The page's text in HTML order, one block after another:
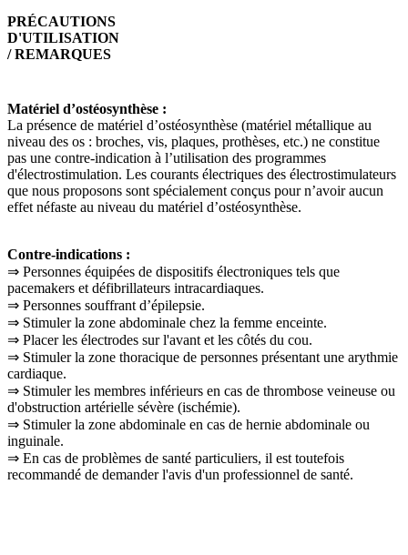
PRÉCAUTIONS
D'UTILISATION
/ REMARQUES
Matériel d’ostéosynthèse :
La présence de matériel d’ostéosynthèse (matériel métallique au
niveau des os : broches, vis, plaques, prothèses, etc.) ne constitue
pas une contre-indication à l’utilisation des programmes
d'électrostimulation. Les courants électriques des électrostimulateurs
que nous proposons sont spécialement conçus pour n’avoir aucun
effet néfaste au niveau du matériel d’ostéosynthèse.
Contre-indications :
⇒ Personnes équipées de dispositifs électroniques tels que
pacemakers et défibrillateurs intracardiaques.
⇒ Personnes souffrant d’épilepsie.
⇒ Stimuler la zone abdominale chez la femme enceinte.
⇒ Placer les électrodes sur l'avant et les côtés du cou.
⇒ Stimuler la zone thoracique de personnes présentant une arythmie
cardiaque.
⇒ Stimuler les membres inférieurs en cas de thrombose veineuse ou
d'obstruction artérielle sévère (ischémie).
⇒ Stimuler la zone abdominale en cas de hernie abdominale ou
inguinale.
⇒ En cas de problèmes de santé particuliers, il est toutefois
recommandé de demander l'avis d'un professionnel de santé.